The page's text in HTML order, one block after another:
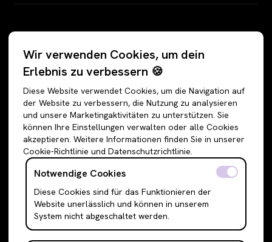
Alle Angebote
Schuhe
Oberteile
Sweatshirts & Hoodies
Shirts & Blusen
T-Shirts
Cami Top & Ärmellos
Schulterfreie Oberteile
Boleros & Shrugs
Hosen
Jogginghosen
Anzughosen
Shorts
Leggings
Mini Röcke
Midi Röcke
Wir verwenden Cookies, um dein
Erlebnis zu verbessern 🍪
Diese Website verwendet Cookies, um die Navigation auf
der Website zu verbessern, die Nutzung zu analysieren
und unsere Marketingaktivitäten zu unterstützen. Sie
können Ihre Einstellungen verwalten oder alle Cookies
akzeptieren. Weitere Informationen finden Sie in unserer
Cookie-Richtlinie und Datenschutzrichtlinie.
Notwendige Cookies
Diese Cookies sind für das Funktionieren der
Website unerlässlich und können in unserem
System nicht abgeschaltet werden.